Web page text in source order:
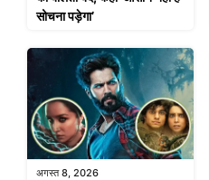
सोचना पड़ेगा’
अगस्त 8, 2026